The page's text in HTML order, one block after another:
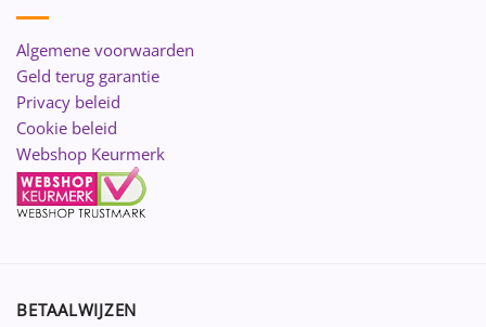
Algemene voorwaarden
Geld terug garantie
Privacy beleid
Cookie beleid
Webshop Keurmerk
BETAALWIJZEN